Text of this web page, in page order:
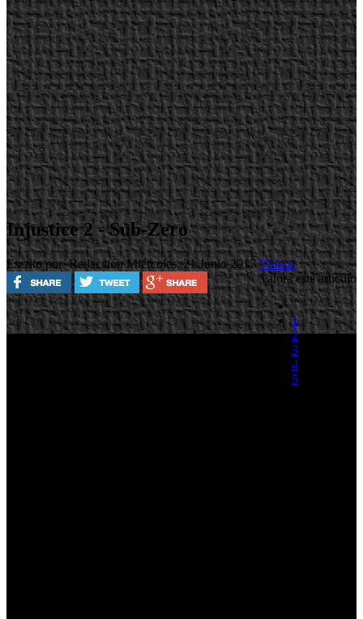
Injustice 2 - Sub-Zero
Escrito por RedacciónMiércoles, 21 Junio 2017Videos
Valora este artículo
1
2
3
4
5